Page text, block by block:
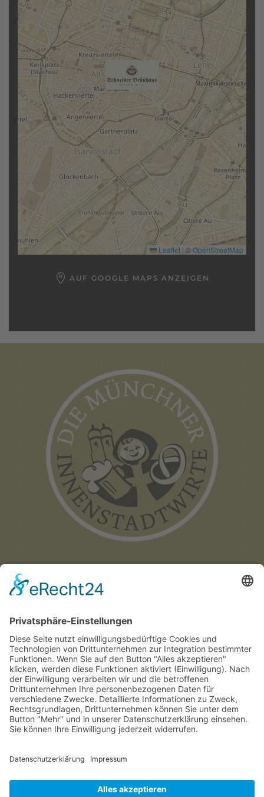
Leaflet | ©OpenStreetMap
AUF GOOGLE MAPS ANZEIGEN
Münchner
Innenstadtwirte e.V.
C/O CITYPARTNER MÜNCHEN
HERZOG-WILHELM-STRASSE 15
D-80331 MÜNCHEN
TEL. +49 (0) 89 122 280 780
© 2025 Münchner Innenstadtwirte e.V.